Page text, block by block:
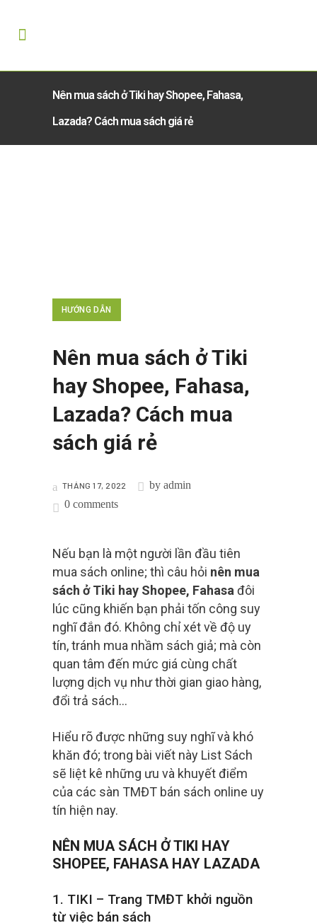
Nên mua sách ở Tiki hay Shopee, Fahasa,
Lazada? Cách mua sách giá rẻ
HƯỚNG DẪN
Nên mua sách ở Tiki
hay Shopee, Fahasa,
Lazada? Cách mua
sách giá rẻ
THÁNG 1 7, 2022 by admin
0 comments
Nếu bạn là một người lần đầu tiên
mua sách online; thì câu hỏi nên mua
sách ở Tiki hay Shopee, Fahasa đôi
lúc cũng khiến bạn phải tốn công suy
nghĩ đắn đó. Không chỉ xét về độ uy
tín, tránh mua nhầm sách giả; mà còn
quan tâm đến mức giá cùng chất
lượng dịch vụ như thời gian giao hàng,
đổi trả sách…
Hiểu rõ được những suy nghĩ và khó
khăn đó; trong bài viết này List Sách
sẽ liệt kê những ưu và khuyết điểm
của các sàn TMĐT bán sách online uy
tín hiện nay.
NÊN MUA SÁCH Ở TIKI HAY
SHOPEE, FAHASA HAY LAZADA
1. TIKI – Trang TMĐT khởi nguồn
từ việc bán sách